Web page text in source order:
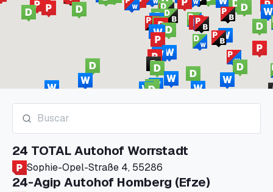
24 TOTAL Autohof Worrstadt
Sophie-Opel-Straße 4, 55286
24-Agip Autohof Homberg (Efze)